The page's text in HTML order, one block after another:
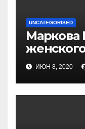
UNCATEGORISED
Маркова
смешные
ураган
ИЮН 8, 2020